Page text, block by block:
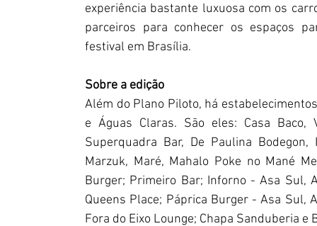
experiência bastante luxuosa com os
parceiros para conhecer os espaços
festival em Brasília.
Sobre a edição
Além do Plano Piloto, há
e Águas Claras. São eles: Casa Baco,
Superquadra Bar, De Paulina
Marzuk, Maré, Mahalo Poke no Mané
Burger; Primeiro Bar; Inforno - Asa Sul,
Queens Place; Páprica Burger - Asa Sul,
Fora do Eixo Lounge; Chapa Sanduberia